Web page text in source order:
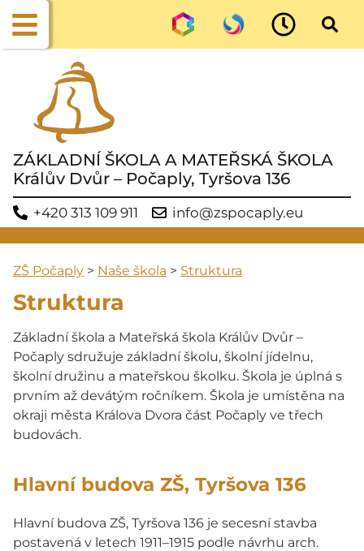
ZÁKLADNÍ ŠKOLA A MATEŘSKÁ ŠKOLA
Králův Dvůr – Počaply, Tyršova 136
+420 313 109 911 info@zspocaply.eu
ZŠ Počaply > Naše škola > Struktura
Struktura
Základní škola a Mateřská škola Králův Dvůr –
Počaply sdružuje základní školu, školní jídelnu,
školní družinu a mateřskou školku. Škola je úplná s
prvním až devátým ročníkem. Škola je umístěna na
okraji města Králova Dvora část Počaply ve třech
budovách.
Hlavní budova ZŠ, Tyršova 136
Hlavní budova ZŠ, Tyršova 136 je secesní stavba
postavená v letech 1911–1915 podle návrhu arch.